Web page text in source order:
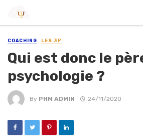
COACHING LES 3P
Qui est donc le
psychologie ?
By PHM ADMIN 24/11/2020